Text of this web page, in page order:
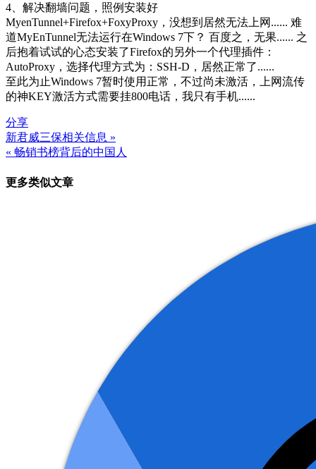
4、解决翻墙问题，照例安装好
MyenTunnel+Firefox+FoxyProxy，没想到居然无法上网...... 难
道MyEnTunnel无法运行在Windows 7下？ 百度之，无果...... 之
后抱着试试的心态安装了Firefox的另外一个代理插件：
AutoProxy，选择代理方式为：SSH-D，居然正常了......
至此为止Windows 7暂时使用正常，不过尚未激活，上网流传
的神KEY激活方式需要挂800电话，我只有手机......
分享
文
导
新君威三保相关信息 »
« 畅销书榜背后的中国人
更多类似文章